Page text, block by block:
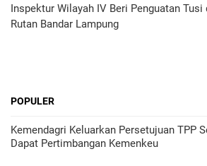
Inspektur Wilayah IV Beri Penguatan Tusi
Rutan Bandar Lampung
POPULER
Kemendagri Keluarkan Persetujuan TPP
Dapat Pertimbangan Kemenkeu